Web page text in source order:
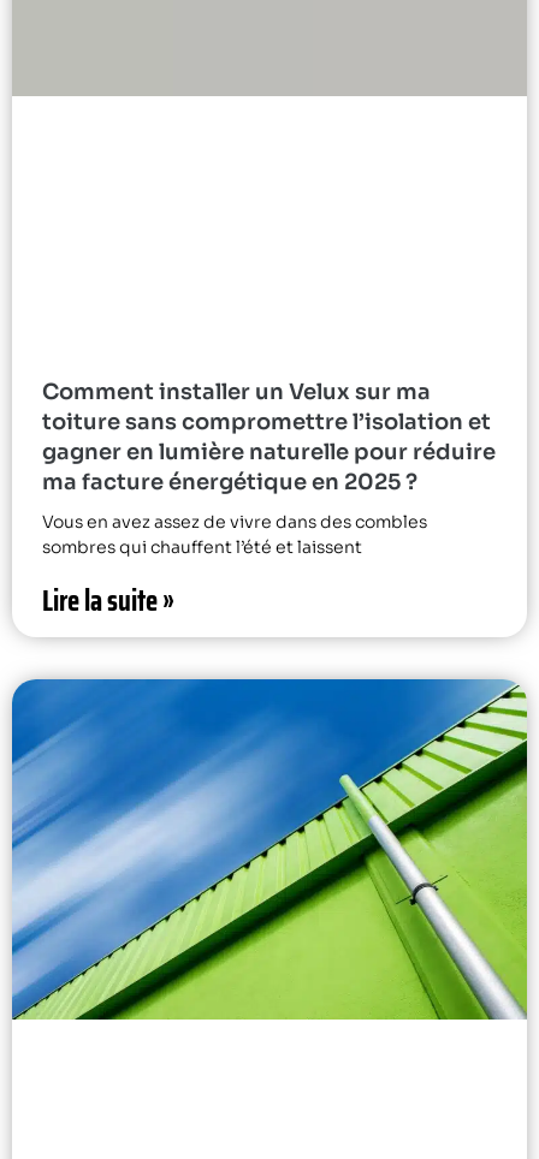
Comment installer un Velux sur ma
toiture sans compromettre l’isolation et
gagner en lumière naturelle pour réduire
ma facture énergétique en 2025 ?
Vous en avez assez de vivre dans des combles
sombres qui chauffent l’été et laissent
Lire la suite »